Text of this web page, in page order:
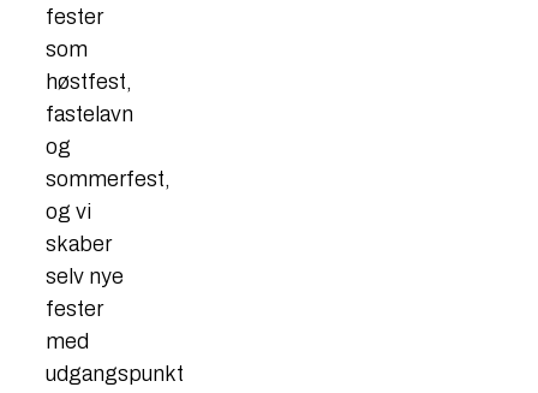
fester
som
høstfest,
fastelavn
og
sommerfest,
og vi
skaber
selv nye
fester
med
udgangspunkt